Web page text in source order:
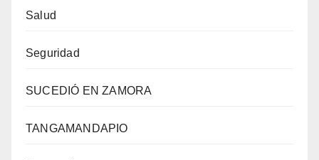
Salud
Seguridad
SUCEDIÓ EN ZAMORA
TANGAMANDAPIO